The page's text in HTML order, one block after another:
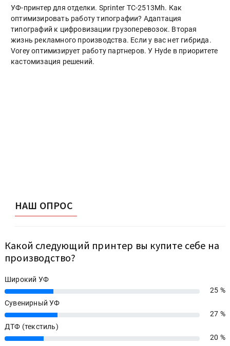
УФ-принтер для отделки. Sprinter ТС-2513Mh. Как
оптимизировать работу типографии? Адаптация
типографий к цифровизации грузоперевозок. Вторая
жизнь рекламного производства. Если у вас нет гибрида.
Vorey оптимизирует работу партнеров. У Hyde в приоритете
кастомизация решений.
НАШ ОПРОС
Какой следующий принтер вы купите себе на
производство?
Широкий УФ
25%
25 %
Сувенирный УФ
27%
27 %
ДТФ (текстиль)
20%
20 %